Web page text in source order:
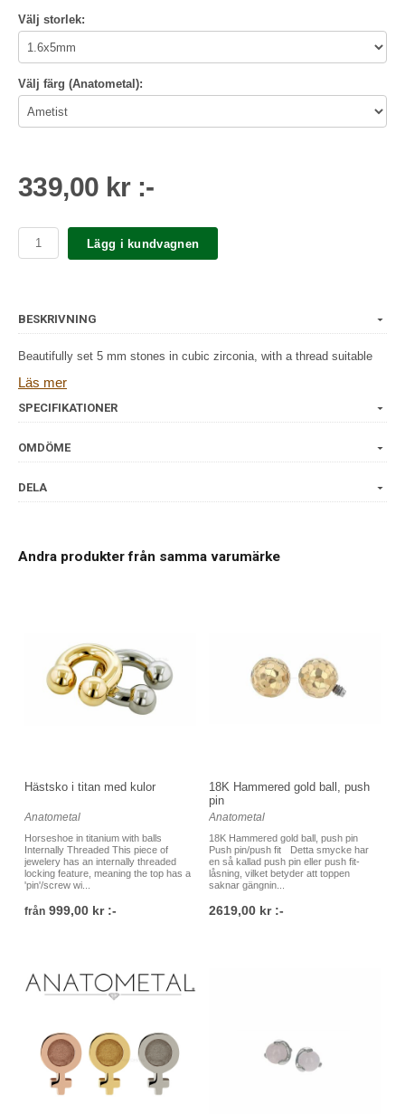
Välj storlek:
Välj färg (Anatometal):
339,00 kr :-
Lägg i kundvagnen
BESKRIVNING
Beautifully set 5 mm stones in cubic zirconia, with a thread suitable
for screwing onto rods in 1.6 mm and 2.0 mm. Available in different
Läs mer
SPECIFIKATIONER
OMDÖME
DELA
Andra produkter från samma varumärke
Hästsko i titan med kulor
Anatometal
Horseshoe in titanium with balls
Internally Threaded This piece of
jewelery has an internally threaded
locking feature, meaning the top has a
'pin'/screw wi...
från 999,00 kr :-
18K Hammered gold ball, push
pin
Anatometal
18K Hammered gold ball, push pin
Push pin/push fit Detta smycke har
en så kallad push pin eller push fit-
låsning, vilket betyder att toppen
saknar gängnin...
2619,00 kr :-